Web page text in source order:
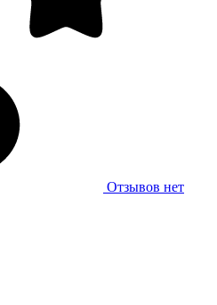
Отзывов нет